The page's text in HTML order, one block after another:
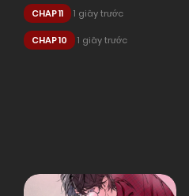
CHAP 11 1 giây trước
CHAP 10 1 giây trước